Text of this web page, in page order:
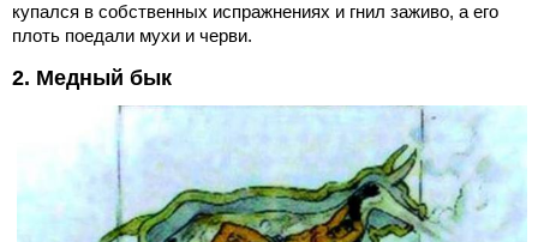
купался в собственных испражнениях и гнил заживо, а его
плоть поедали мухи и черви.
2. Медный бык